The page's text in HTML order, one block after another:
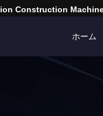
Construction
ホーム